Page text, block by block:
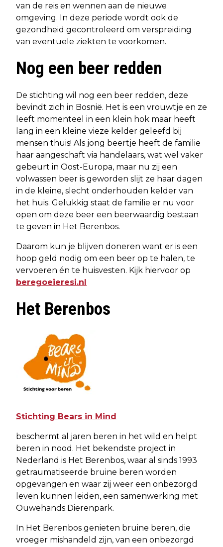
van de reis en wennen aan de nieuwe
omgeving. In deze periode wordt ook de
gezondheid gecontroleerd om verspreiding
van eventuele ziekten te voorkomen.
Nog een beer redden
De stichting wil nog een beer redden, deze
bevindt zich in Bosnië. Het is een vrouwtje en ze
leeft momenteel in een klein hok maar heeft
lang in een kleine vieze kelder geleefd bij
mensen thuis! Als jong beertje heeft de familie
haar aangeschaft via handelaars, wat wel vaker
gebeurt in Oost-Europa, maar nu zij een
volwassen beer is geworden slijt ze haar dagen
in de kleine, slecht onderhouden kelder van
het huis. Gelukkig staat de familie er nu voor
open om deze beer een beerwaardig bestaan
te geven in Het Berenbos.
Daarom kun je blijven doneren want er is een
hoop geld nodig om een beer op te halen, te
vervoeren én te huisvesten. Kijk hiervoor op
beregoeieresi.nl
Het Berenbos
Stichting Bears in Mind
beschermt al jaren beren in het wild en helpt
beren in nood. Het bekendste project in
Nederland is Het Berenbos, waar al sinds 1993
getraumatiseerde bruine beren worden
opgevangen en waar zij weer een onbezorgd
leven kunnen leiden, een samenwerking met
Ouwehands Dierenpark.
In Het Berenbos genieten bruine beren, die
vroeger mishandeld zijn, van een onbezorgd